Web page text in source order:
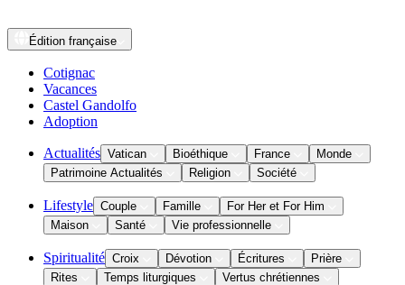
Édition française
Cotignac
Vacances
Castel Gandolfo
Adoption
Actualités Vatican Bioéthique France
Monde
Patrimoine Actualités
Religion Société
Lifestyle Couple Famille
For Her et For Him
Maison
Santé Vie professionnelle
Spiritualité Croix Dévotion Écritures
Prière
Rites
Temps liturgiques Vertus chrétiennes